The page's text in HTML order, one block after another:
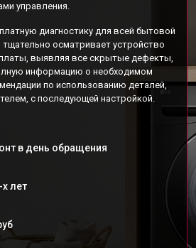
управления.
диагностику для всей бытовой
тщательно осматривает устройство
выявляя все скрытые дефекты,
информацию о необходимом
по использованию деталей,
с последующей настройкой.
в день обращения
лет